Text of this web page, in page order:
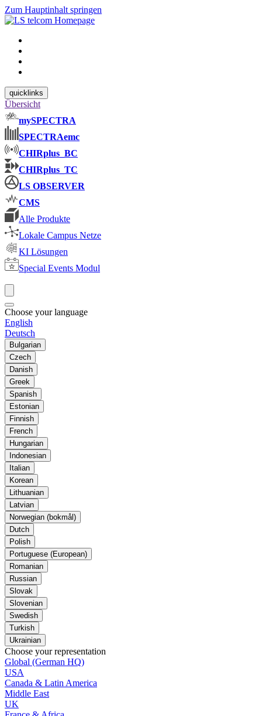
Zum Hauptinhalt springen
quicklinks
Übersicht
mySPECTRA
SPECTRAemc
CHIRplus_BC
CHIRplus_TC
LS OBSERVER
CMS
Alle Produkte
Lokale Campus Netze
KI Lösungen
Special Events Modul
Choose your language
English
Deutsch
Bulgarian
Czech
Danish
Greek
Spanish
Estonian
Finnish
French
Hungarian
Indonesian
Italian
Korean
Lithuanian
Latvian
Norwegian (bokmål)
Dutch
Polish
Portuguese (European)
Romanian
Russian
Slovak
Slovenian
Swedish
Turkish
Ukrainian
Choose your representation
Global (German HQ)
USA
Canada & Latin America
Middle East
UK